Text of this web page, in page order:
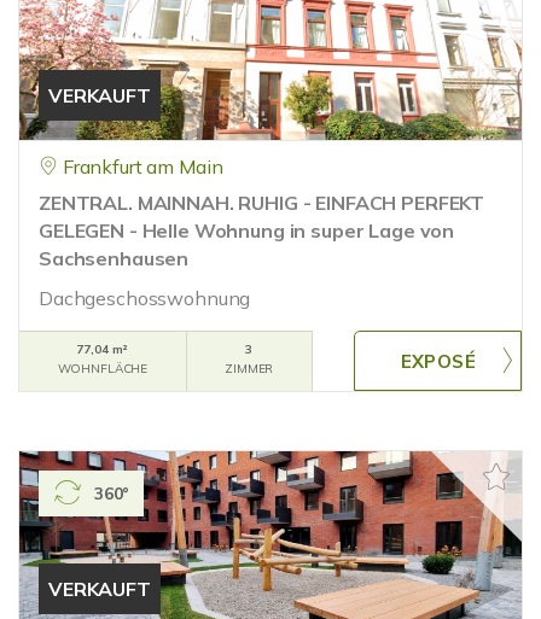
VERKAUFT
Frankfurt am Main
ZENTRAL. MAINNAH. RUHIG - EINFACH PERFEKT
GELEGEN - Helle Wohnung in super Lage von
Sachsenhausen
Dachgeschosswohnung
77,04 m²
WOHNFLÄCHE
3
ZIMMER
VERKAUFT
360°